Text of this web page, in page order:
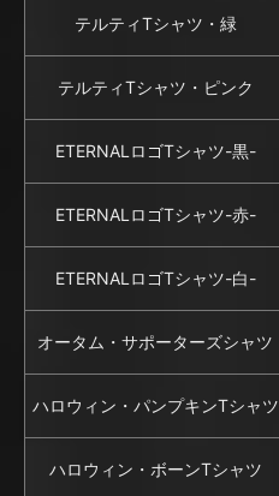
テルティTシャツ・緑
テルティTシャツ・ピンク
ETERNALロゴTシャツ-黒-
ETERNALロゴTシャツ-赤-
ETERNALロゴTシャツ-白-
オータム・サポーターズシャツ
ハロウィン・パンプキンTシャツ
ハロウィン・ボーンTシャツ